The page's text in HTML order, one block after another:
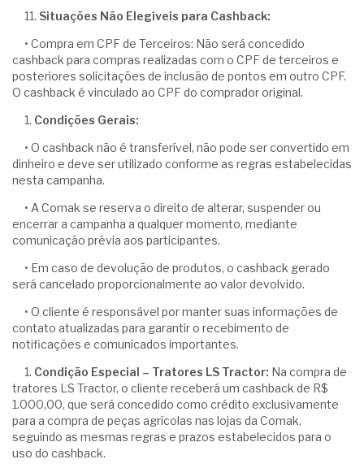
11. Situações Não Elegíveis para Cashback:
• Compra em CPF de Terceiros: Não será concedido
cashback para compras realizadas com o CPF de terceiros e
posteriores solicitações de inclusão de pontos em outro CPF.
O cashback é vinculado ao CPF do comprador original.
1. Condições Gerais:
• O cashback não é transferível, não pode ser convertido em
dinheiro e deve ser utilizado conforme as regras estabelecidas
nesta campanha.
• A Comak se reserva o direito de alterar, suspender ou
encerrar a campanha a qualquer momento, mediante
comunicação prévia aos participantes.
• Em caso de devolução de produtos, o cashback gerado
será cancelado proporcionalmente ao valor devolvido.
• O cliente é responsável por manter suas informações de
contato atualizadas para garantir o recebimento de
notificações e comunicados importantes.
1. Condição Especial – Tratores LS Tractor: Na compra de
tratores LS Tractor, o cliente receberá um cashback de R$
1.000,00, que será concedido como crédito exclusivamente
para a compra de peças agrícolas nas lojas da Comak,
seguindo as mesmas regras e prazos estabelecidos para o
uso do cashback.